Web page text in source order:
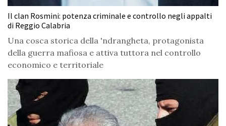
Il clan Rosmini: potenza criminale e controllo negli appalti
di Reggio Calabria
Una cosca storica della 'ndrangheta, protagonista
della guerra mafiosa e attiva tuttora nel controllo
economico e territoriale